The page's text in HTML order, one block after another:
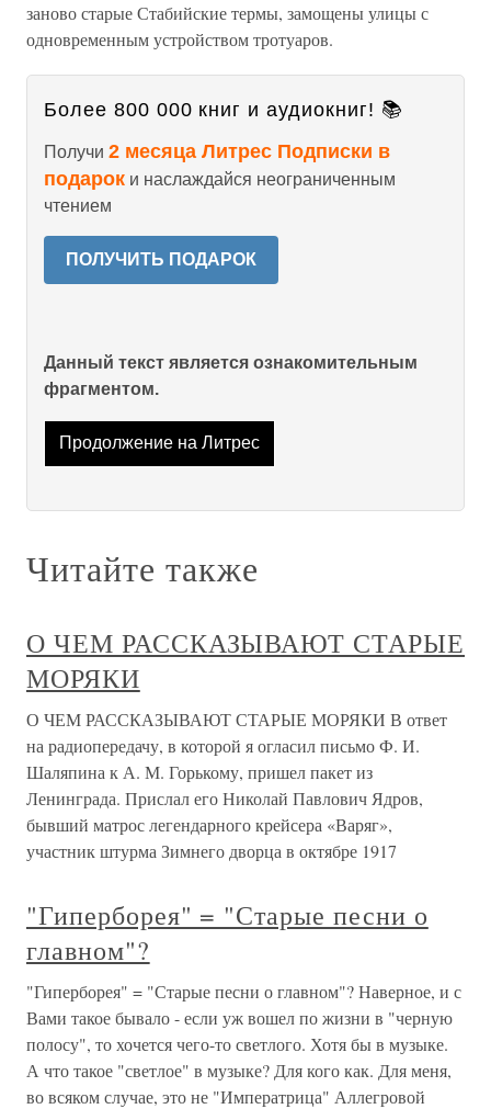
заново старые Стабийские термы, замощены улицы с
одновременным устройством тротуаров.
Более 800 000 книг и аудиокниг! 📚
Получи 2 месяца Литрес Подписки в
подарок и наслаждайся неограниченным
чтением
ПОЛУЧИТЬ ПОДАРОК
Данный текст является ознакомительным
фрагментом.
Продолжение на Литрес
Читайте также
О ЧЕМ РАССКАЗЫВАЮТ СТАРЫЕ
МОРЯКИ
О ЧЕМ РАССКАЗЫВАЮТ СТАРЫЕ МОРЯКИ В ответ
на радиопередачу, в которой я огласил письмо Ф. И.
Шаляпина к А. М. Горькому, пришел пакет из
Ленинграда. Прислал его Николай Павлович Ядров,
бывший матрос легендарного крейсера «Варяг»,
участник штурма Зимнего дворца в октябре 1917
"Гиперборея" = "Старые песни о
главном"?
"Гиперборея" = "Старые песни о главном"? Наверное, и с
Вами такое бывало - если уж вошел по жизни в "черную
полосу", то хочется чего-то светлого. Хотя бы в музыке.
А что такое "светлое" в музыке? Для кого как. Для меня,
во всяком случае, это не "Императрица" Аллегровой